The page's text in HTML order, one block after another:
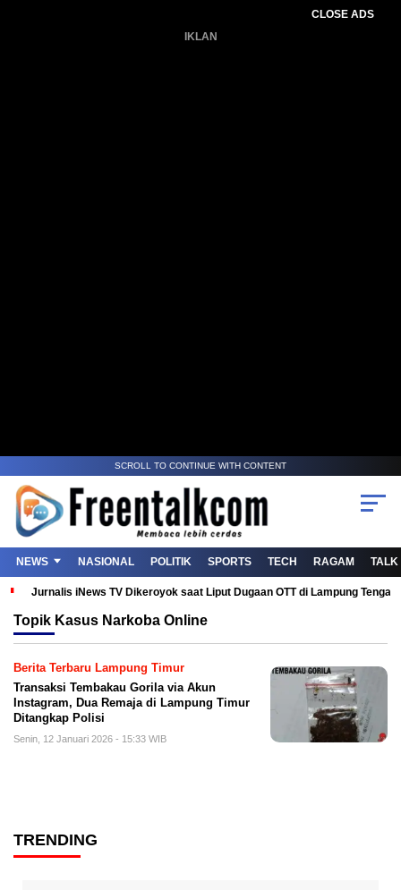
CLOSE ADS
IKLAN
SCROLL TO CONTINUE WITH CONTENT
NEWS NASIONAL POLITIK SPORTS TECH RAGAM TALK
Jurnalis iNews TV Dikeroyok saat Liput Dugaan OTT di Lampung
Topik Kasus Narkoba Online
Berita Terbaru Lampung Timur
Transaksi Tembakau Gorila via Akun
Instagram, Dua Remaja di Lampung Timur
Ditangkap Polisi
Senin, 12 Januari 2026 - 15:33 WIB
TRENDING